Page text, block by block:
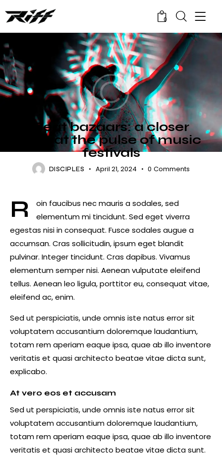
0
CONCERTS
Beat bazaars: a closer
look at the pulse of music
festivals
DISCIPLES April 21, 2024 0 Comments
R
oin faucibus nec mauris a sodales, sed
elementum mi tincidunt. Sed eget viverra
egestas nisi in consequat. Fusce sodales augue a
accumsan. Cras sollicitudin, ipsum eget blandit
pulvinar. Integer tincidunt. Cras dapibus. Vivamus
elementum semper nisi. Aenean vulputate eleifend
tellus. Aenean leo ligula, porttitor eu, consequat vitae,
eleifend ac, enim.
Sed ut perspiciatis, unde omnis iste natus error sit
voluptatem accusantium doloremque laudantium,
totam rem aperiam eaque ipsa, quae ab illo inventore
veritatis et quasi architecto beatae vitae dicta sunt,
explicabo.
At vero eos et accusam
Sed ut perspiciatis, unde omnis iste natus error sit
voluptatem accusantium doloremque laudantium,
totam rem aperiam eaque ipsa, quae ab illo inventore
veritatis et quasi architecto beatae vitae dicta sunt.